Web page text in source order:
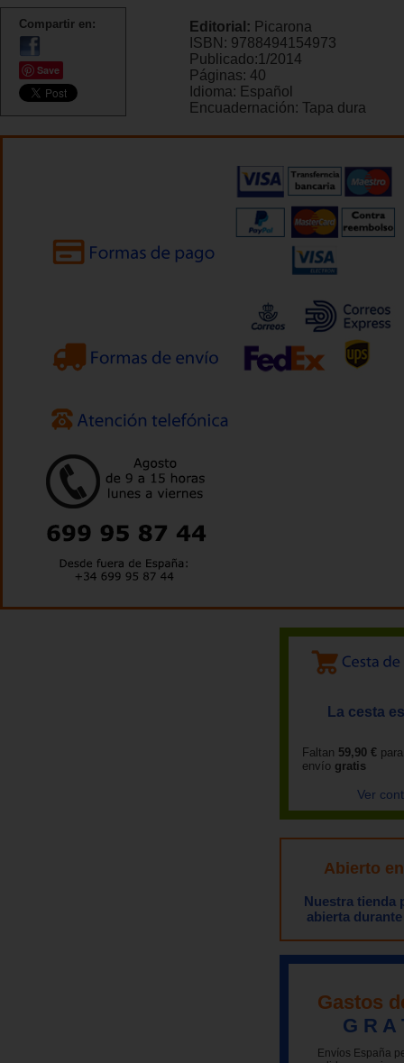
Compartir en:
Save
Editorial: Picarona
ISBN: 9788494154973
Publicado:1/2014
Páginas: 40
Idioma: Español
Encuadernación: Tapa dura
La cesta
Faltan 59,90 €
envío gratis
Ver
Abierto
Nuestra tienda
abierta
Gastos
G R A
Envíos España